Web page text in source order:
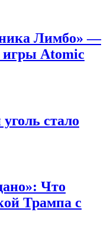
Лимбо» —
игры Atomic
стало
Что
Трампа с